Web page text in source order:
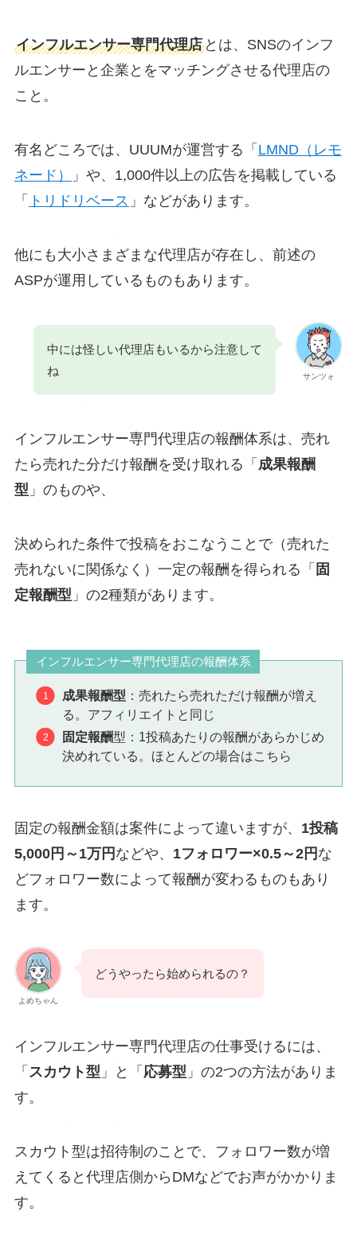
インフルエンサー専門代理店とは、SNSのインフ
ルエンサーと企業とをマッチングさせる代理店の
こと。
有名どころでは、UUUMが運営する「 LMND（レモ
ネード）
」や、1,000件以上の広告を掲載している
「 トリドリベース 」などがあります。
他にも大小さまざまな代理店が存在し、前述の
ASPが運用しているものもあります。
サンツォ
中には怪しい代理店もいるから注意して
ね
インフルエンサー専門代理店の報酬体系は、売れ
たら売れた分だけ報酬を受け取れる「 成果報酬
型 」のものや、
決められた条件で投稿をおこなうことで（売れた
売れないに関係なく）一定の報酬を得られる「 固
定報酬型 」の2種類があります。
インフルエンサー専門代理店の報酬体系
成果報酬型 ：売れたら売れただけ報酬が増え
る。アフィリエイトと同じ
固定報酬型：1投稿あたりの報酬があらかじめ
決めれている。ほとんどの場合はこちら
固定の報酬金額は案件によって違いますが、 1投稿
5,000円～1万円 などや、 1フォロワー×0.5～2円 な
どフォロワー数によって報酬が変わるものもあり
ます。
よめちゃん
どうやったら始められるの？
インフルエンサー専門代理店の仕事受けるには、
「 スカウト型 」と「 応募型 」の2つの方法がありま
す。
スカウト型は招待制のことで、フォロワー数が増
えてくると代理店側からDMなどでお声がかかりま
す。